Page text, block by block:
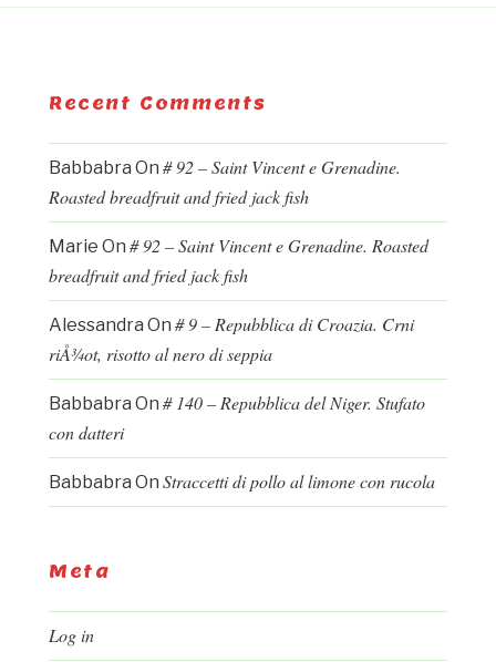
Recent Comments
Babbabra On # 92 – Saint Vincent e Grenadine.
Roasted breadfruit and fried jack fish
Marie On # 92 – Saint Vincent e Grenadine. Roasted
breadfruit and fried jack fish
Alessandra On # 9 – Repubblica di Croazia. Crni
riÅ¾ot, risotto al nero di seppia
Babbabra On # 140 – Repubblica del Niger. Stufato
con datteri
Babbabra On Straccetti di pollo al limone con rucola
Meta
Log in